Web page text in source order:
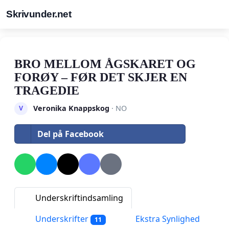
Skrivunder.net
BRO MELLOM ÅGSKARET OG
FORØY – FØR DET SKJER EN
TRAGEDIE
V Veronika Knappskog · NO
Del på Facebook
Underskriftindsamling
Underskrifter
11 Ekstra Synlighed